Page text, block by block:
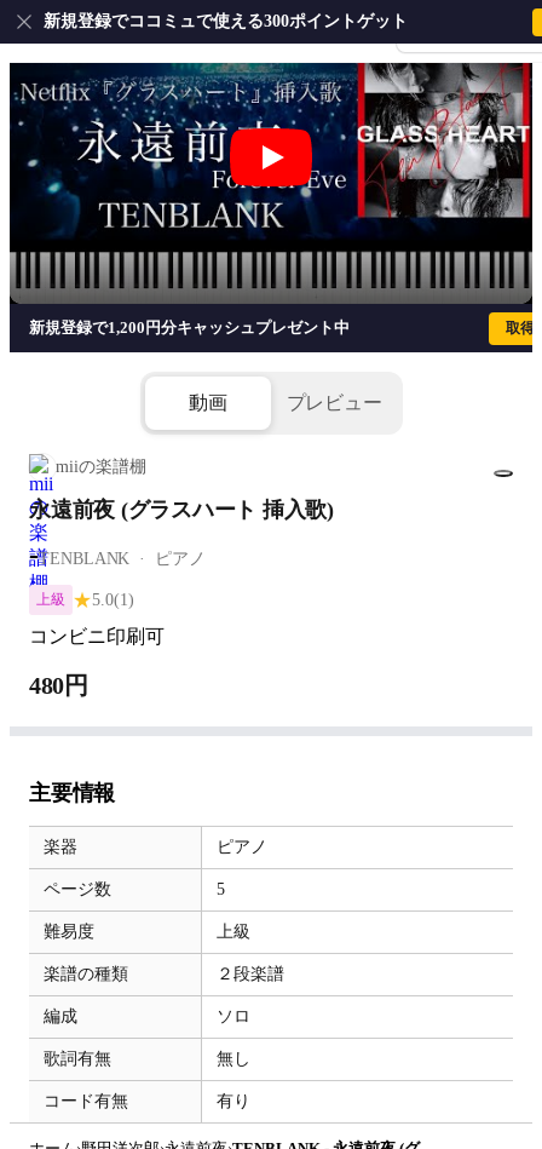
会員登録・ログイ
新規登録でココミュで使える300ポイントゲット
永遠前夜 (グラスハート 挿入歌) -
新規登録で1,200円分キャッシュプレゼント中 取得
動画 プレビュー
miiの楽譜棚
永遠前夜 (グラスハート 挿入歌)
-TENBLANK ピアノ
上級 ★5.0(1)
コンビニ印刷可
480円
主要情報
楽器 ピアノ
ページ数 5
難易度 上級
楽譜の種類 ２段楽譜
編成 ソロ
歌詞有無 無し
コード有無 有り